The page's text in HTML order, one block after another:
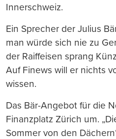
Innerschweiz.
Ein Sprecher der Julius
man würde sich nie zu
der Raiffeisen sprang
Auf Finews will er nichts
wissen.
Das Bär-Angebot für die
Finanzplatz Zürich um.
Sommer von den